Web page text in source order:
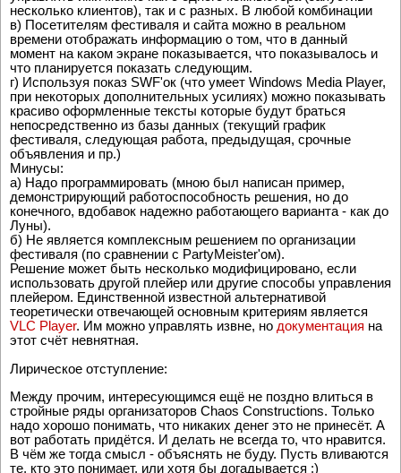
несколько клиентов), так и с разных. В любой комбинации
в) Посетителям фестиваля и сайта можно в реальном
времени отображать информацию о том, что в данный
момент на каком экране показывается, что показывалось и
что планируется показать следующим.
г) Используя показ SWF'ок (что умеет Windows Media Player,
при некоторых дополнительных усилиях) можно показывать
красиво оформленные тексты которые будут браться
непосредственно из базы данных (текущий график
фестиваля, следующая работа, предыдущая, срочные
объявления и пр.)
Минусы:
а) Надо программировать (мною был написан пример,
демонстрирующий работоспособность решения, но до
конечного, вдобавок надежно работающего варианта - как до
Луны).
б) Не является комплексным решением по организации
фестиваля (по сравнении с PartyMeister'ом).
Решение может быть несколько модифицировано, если
использовать другой плейер или другие способы управления
плейером. Единственной известной альтернативой
теоретически отвечающей основным критериям является
VLC Player. Им можно управлять извне, но документация на
этот счёт невнятная.
Лирическое отступление:
Между прочим, интересующимся ещё не поздно влиться в
стройные ряды организаторов Chaos Constructions. Только
надо хорошо понимать, что никаких денег это не принесёт. А
вот работать придётся. И делать не всегда то, что нравится.
В чём же тогда смысл - объяснять не буду. Пусть вливаются
те, кто это понимает, или хотя бы догадывается :)